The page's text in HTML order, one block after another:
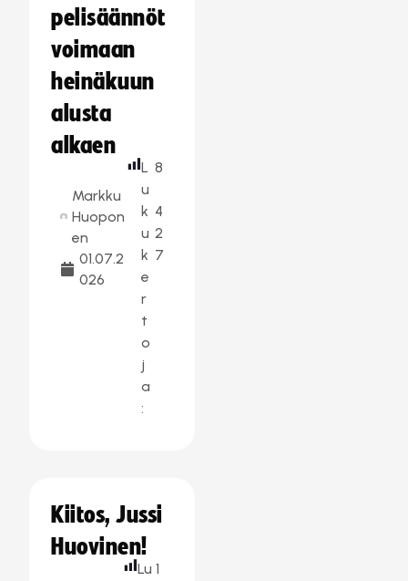
pelisäännöt
voimaan
heinäkuun
alusta
alkaen
Markku
Huopon
en
01.07.2
026
L
u
k
u
k
e
r
t
o
j
a
:
8
4
2
7
Kiitos, Jussi
Huovinen!
Lu 1